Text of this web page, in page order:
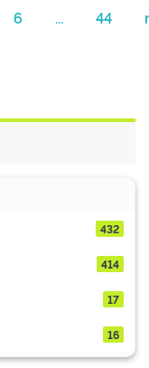
6 ... 44
432
414
17
16